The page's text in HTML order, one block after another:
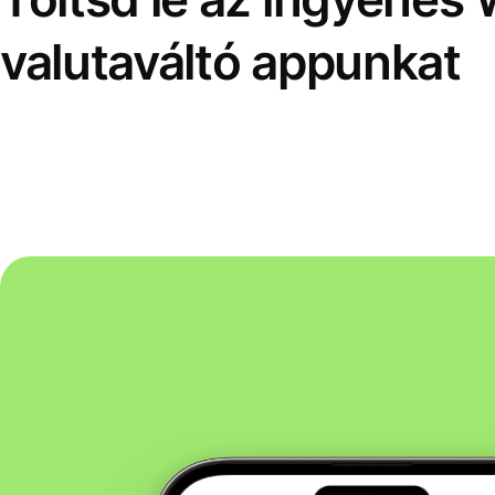
valutaváltó appunkat